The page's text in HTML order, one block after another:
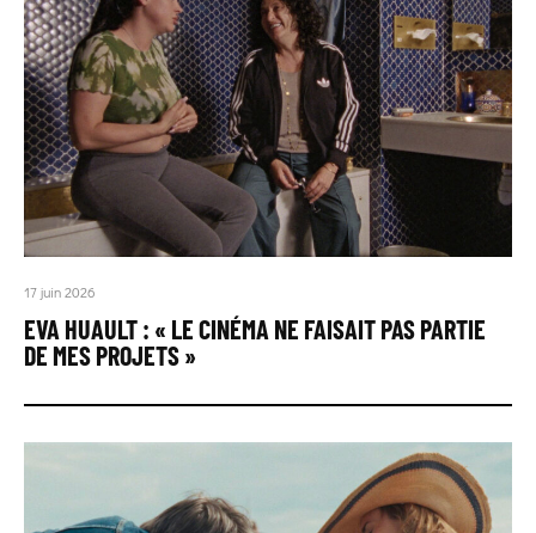
17 juin 2026
EVA HUAULT : « LE CINÉMA NE FAISAIT PAS PARTIE
DE MES PROJETS »